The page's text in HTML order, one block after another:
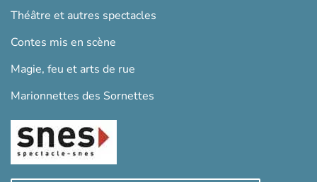
Théâtre et autres spectacles
Contes mis en scène
Magie, feu et arts de rue
Marionnettes des Sornettes